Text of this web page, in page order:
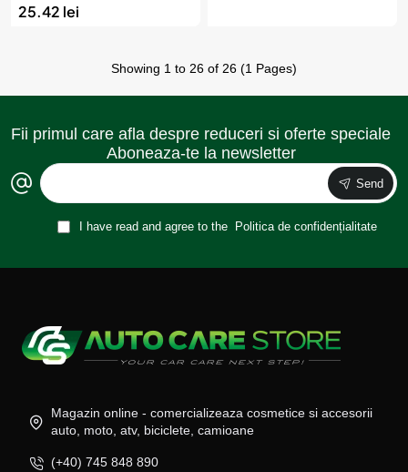
25.42 lei
Showing 1 to 26 of 26 (1 Pages)
Fii primul care afla despre reduceri si oferte speciale
Aboneaza-te la newsletter
Send
I have read and agree to the Politica de confidențialitate
Magazin online - comercializeaza cosmetice si accesorii
auto, moto, atv, biciclete, camioane
(+40) 745 848 890